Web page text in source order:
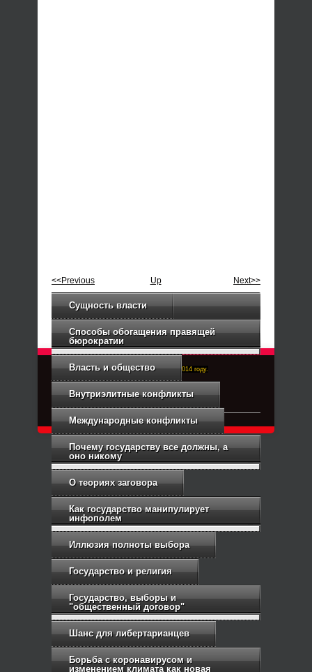
<<Previous Up Next>>
Сущность власти
Способы обогащения правящей
бюрократии
Власть и общество
Внутриэлитные конфликты
Международные конфликты
Почему государству все должны, а
оно никому
О теориях заговора
Как государство манипулирует
инфополем
Иллюзия полноты выбора
Государство и религия
Государство, выборы и
"общественный договор"
Шанс для либертарианцев
Борьба с коронавирусом и
изменением климата как новая
Right-Dexter-ПРАВЫЙ ФРОНТ. Основан в 2014 году.